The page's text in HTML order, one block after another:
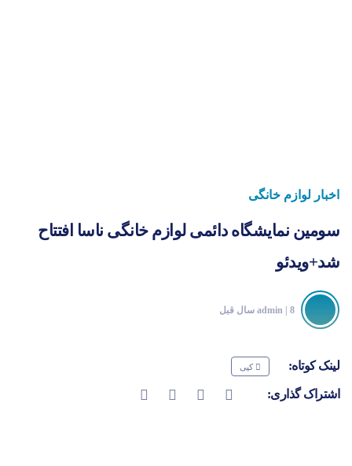
اخبار لوازم خانگی
سومین نمایشگاه دائمی لوازم خانگی ناسا افتتاح
شد+ویدئو
admin| 8 سال قبل
لینک کوتاه: کپی
اشتراک گذاری: